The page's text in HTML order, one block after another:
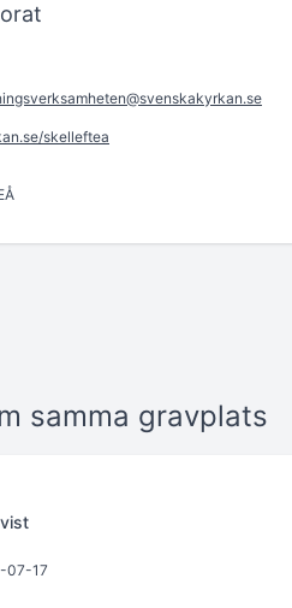
skelleftea
samma gravplats
07-17